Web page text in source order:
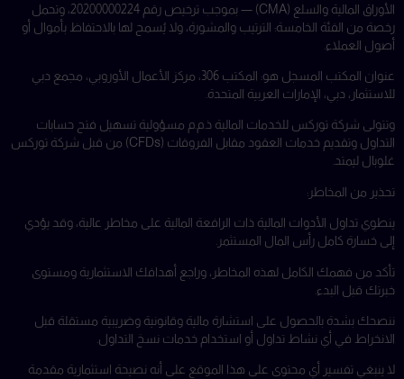
الأوراق المالية والسلع (CMA) — بموجب ترخيص رقم 20200000224، وتحمل
رخصة من الفئة الخامسة: الترتيب والمشورة، ولا يُسمح لها بالاحتفاظ بأموال أو
أصول العملاء.
عنوان المكتب المسجل هو: المكتب 306، مركز الأعمال الأوروبي، مجمع دبي
للاستثمار، دبي، الإمارات العربية المتحدة.
وتتولى شركة توركس للخدمات المالية ذ.م.م مسؤولية تسهيل فتح حسابات
التداول وتقديم خدمات العقود مقابل الفروقات (CFDs) من قبل شركة توركس
غلوبال ليمتد.
تحذير من المخاطر:
ينطوي تداول الأدوات المالية ذات الرافعة المالية على مخاطر عالية، وقد يؤدي
إلى خسارة كامل رأس المال المستثمر.
تأكد من فهمك الكامل لهذه المخاطر، وراجع أهدافك الاستثمارية ومستوى
خبرتك قبل البدء.
ننصحك بشدة بالحصول على استشارة مالية وقانونية وضريبية مستقلة قبل
الانخراط في أي نشاط تداول أو استخدام خدمات نسخ التداول.
لا ينبغي تفسير أي محتوى على هذا الموقع على أنه نصيحة استثمارية مقدمة